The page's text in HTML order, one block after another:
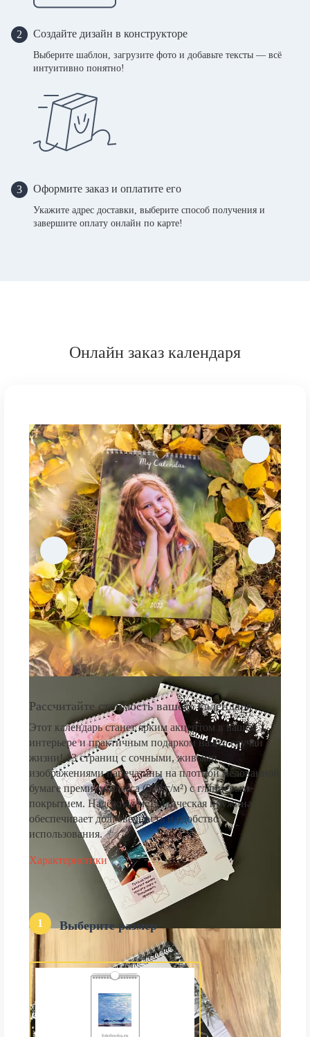
2 Создайте дизайн в конструкторе
Выберите шаблон, загрузите фото и добавьте тексты — всё
интуитивно понятно!
3 Оформите заказ и оплатите его
Укажите адрес доставки, выберите способ получения и
завершите оплату онлайн по карте!
Онлайн заказ календаря
Рассчитайте стоимость вашего календаря
Этот календарь станет ярким акцентом в вашем
интерьере и практичным подарком на все случаи
жизни! 13 страниц с сочными, живыми
изображениями напечатаны на плотной мелованной
бумаге премиум-класса (250 г/м²) с глянцевым
покрытием. Надёжная металлическая пружина
обеспечивает долговечность и удобство
использования.
Характеристики
1 Выберите размер